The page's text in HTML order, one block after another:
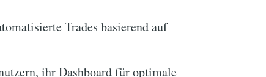
Trades basierend auf
ihr Dashboard für optimale